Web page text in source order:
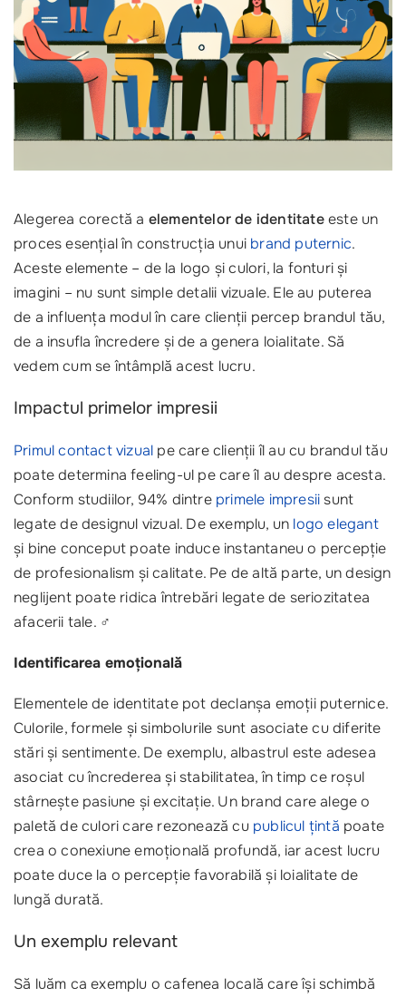
Alegerea corectă a elementelor de identitateeste un
proces esențial în construcția unui brand puternic.
Aceste elemente – de la logo și culori, la fonturi și
imagini – nu sunt simple detalii vizuale. Ele au puterea
de a influența modul în care clienții percep brandul tău,
de a insufla încredere și de a genera loialitate. Să
vedem cum se întâmplă acest lucru.
Impactul primelor impresii
Primul contact vizual pe care clienții îl au cu brandul tău
poate determina feeling-ul pe care îl au despre acesta.
Conform studiilor, 94% dintre primele impresiisunt
legate de designul vizual. De exemplu, un logo elegant
și bine conceput poate induce instantaneu o percepție
de profesionalism și calitate. Pe de altă parte, un design
neglijent poate ridica întrebări legate de seriozitatea
afacerii tale. ‍♂️
Identificarea emoțională
Elementele de identitate pot declanșa emoții puternice.
Culorile, formele și simbolurile sunt asociate cu diferite
stări și sentimente. De exemplu, albastrul este adesea
asociat cu încrederea și stabilitatea, în timp ce roșul
stârnește pasiune și excitație. Un brand care alege o
paletă de culori care rezonează cu publicul țintă poate
crea o conexiune emoțională profundă, iar acest lucru
poate duce la o percepție favorabilă și loialitate de
lungă durată.
Un exemplu relevant
Să luăm ca exemplu o cafenea locală care își schimbă